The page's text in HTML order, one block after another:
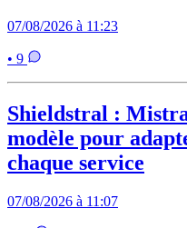
07/08/2026 à 11:23
• 9
Shieldstral :
modèle pour
chaque service
07/08/2026 à 11:07